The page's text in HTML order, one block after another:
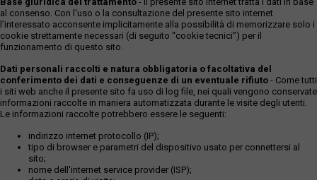
al consenso. Con l'uso o la consultazione del presente sito internet
l’interessato acconsente implicitamente alla possibilità di memorizzare solo i
cookie strettamente necessari (di seguito “cookie tecnici”) per il
funzionamento di questo sito.
Dati personali raccolti e natura obbligatoria o facoltativa del
conferimento dei dati e conseguenze di un eventuale rifiuto - Come tutti
i siti web anche il presente sito fa uso di log file, nei quali vengono conservate
informazioni raccolte in maniera automatizzata durante le visite degli utenti.
Le informazioni raccolte potrebbero essere le seguenti:
indirizzo internet protocollo (IP);
tipo di browser e parametri del dispositivo usato per connettersi al
sito;
nome dell'internet service provider (ISP);